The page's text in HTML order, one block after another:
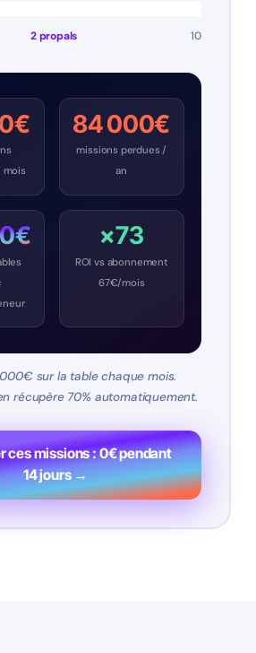
2 propals 10
mois
84 000€
missions perdues /
an
×73
ROI vs abonnement
67€/mois
000€ sur la table chaque mois.
récupère 70% automatiquement.
ces missions : 0€ pendant
14 jours →